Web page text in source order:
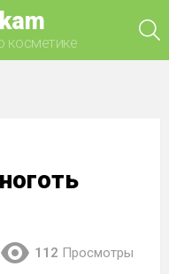
косметике
112 Просмотры